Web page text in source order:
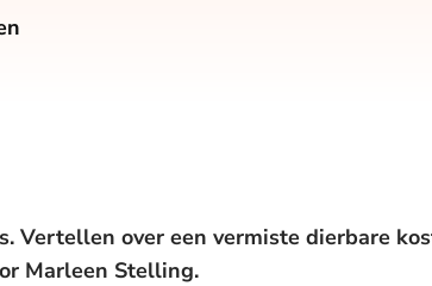
Vertellen over een vermiste dierbare
Marleen Stelling.